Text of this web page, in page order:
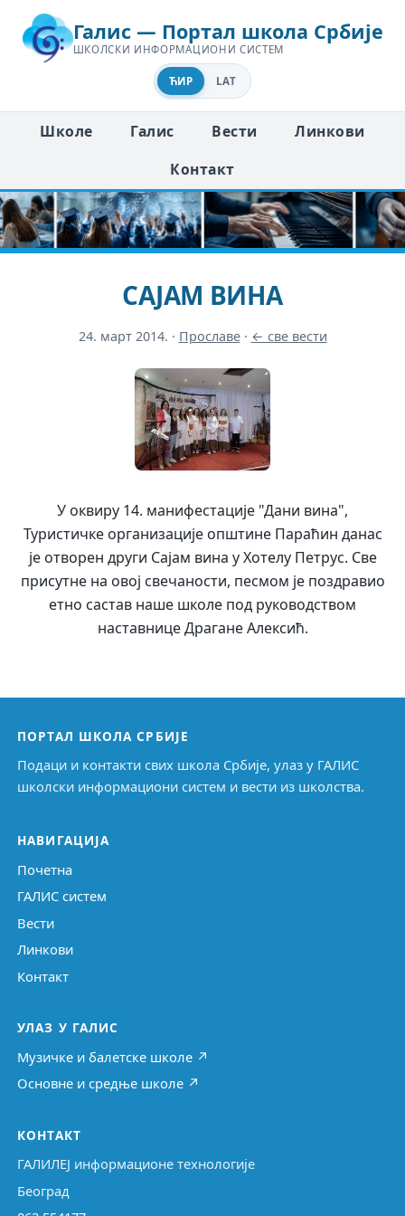
Галис — Портал школа Србије
ШКОЛСКИ ИНФОРМАЦИОНИ СИСТЕМ
ЋИР LAT
Школе Галис Вести
Линкови
Контакт
САЈАМ ВИНА
24. март 2014. · Прославе· ← све вести
У оквиру 14. манифестације "Дани вина",
Туристичке организације општине Параћин данас
је отворен други Сајам вина у Хотелу Петрус. Све
присутне на овој свечаности, песмом је поздравио
етно састав наше школе под руководством
наставнице Драгане Алексић.
ПОРТАЛ ШКОЛА СРБИЈЕ
Подаци и контакти свих школа Србије, улаз у ГАЛИС
школски информациони систем и вести из школства.
НАВИГАЦИЈА
Почетна
ГАЛИС систем
Вести
Линкови
Контакт
УЛАЗ У ГАЛИС
Музичке и балетске школе ↗
Основне и средње школе ↗
КОНТАКТ
ГАЛИЛЕЈ информационе технологије
Београд